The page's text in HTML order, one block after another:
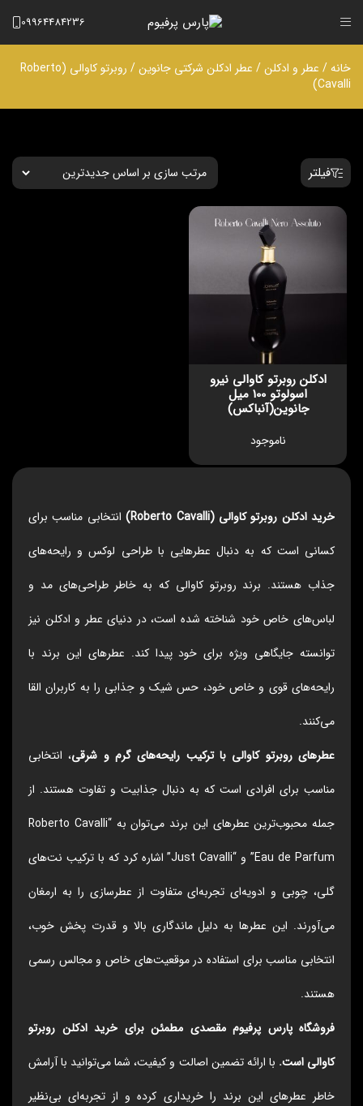
09964484236
خانه/ عطر و ادکلن/ عطر ادکلن شرکتی جانوین
/ روبرتو کاوالی (Roberto
Cavalli)
فیلتر
ادکلن روبرتو کاوالی نیرو
اسولوتو 100 میل
جانوین(آنباکس)
ناموجود
خرید ادکلن روبرتو کاوالی (Roberto Cavalli)
انتخابی مناسب برای
کسانی است که به دنبال عطرهایی با طراحی لوکس و رایحه‌های
جذاب هستند. برند روبرتو کاوالی که به خاطر طراحی‌های مد و
لباس‌های خاص خود شناخته شده است، در دنیای عطر و ادکلن نیز
توانسته جایگاهی ویژه برای خود پیدا کند. عطرهای این برند با
رایحه‌های قوی و خاص خود، حس شیک و جذابی را به کاربران القا
می‌کنند.
عطرهای روبرتو کاوالی با ترکیب رایحه‌های گرم و شرقی، انتخابی
مناسب برای افرادی است که به دنبال جذابیت و تفاوت هستند. از
جمله محبوب‌ترین عطرهای این برند می‌توان به “Roberto Cavalli
Eau de Parfum” و “Just Cavalli” اشاره کرد که با ترکیب نت‌های
گلی، چوبی و ادویه‌ای تجربه‌ای متفاوت از عطرسازی را به ارمغان
می‌آورند. این عطرها به دلیل ماندگاری بالا و قدرت پخش خوب،
انتخابی مناسب برای استفاده در موقعیت‌های خاص و مجالس رسمی
هستند.
فروشگاه پارس پرفیوم مقصدی مطمئن برای خرید ادکلن روبرتو
کاوالی است. با ارائه تضمین اصالت و کیفیت، شما می‌توانید با آرامش
خاطر عطرهای این برند را خریداری کرده و از تجربه‌ای بی‌نظیر